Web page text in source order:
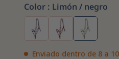
Color : Limón / negro
Enviado dentro de 8 a